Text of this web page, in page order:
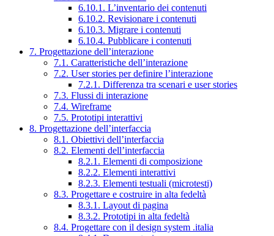
6.10.1. L’inventario dei contenuti
6.10.2. Revisionare i contenuti
6.10.3. Migrare i contenuti
6.10.4. Pubblicare i contenuti
7. Progettazione dell’interazione
7.1. Caratteristiche dell’interazione
7.2. User stories per definire l’interazione
7.2.1. Differenza tra scenari e user stories
7.3. Flussi di interazione
7.4. Wireframe
7.5. Prototipi interattivi
8. Progettazione dell’interfaccia
8.1. Obiettivi dell’interfaccia
8.2. Elementi dell’interfaccia
8.2.1. Elementi di composizione
8.2.2. Elementi interattivi
8.2.3. Elementi testuali (microtesti)
8.3. Progettare e costruire in alta fedeltà
8.3.1. Layout di pagina
8.3.2. Prototipi in alta fedeltà
8.4. Progettare con il design system .italia